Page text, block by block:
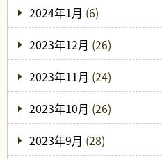
2024年1月 (6)
2023年12月 (26)
2023年11月 (24)
2023年10月 (26)
2023年9月 (28)